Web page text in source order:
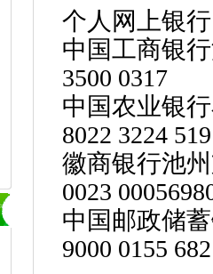
个人网上银
中国工商银
3500 0317
中国农业银
8022 3224 519
徽商银行
0023
中国邮政储
9000 0155 682